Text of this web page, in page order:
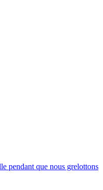
pendant que nous grelottons